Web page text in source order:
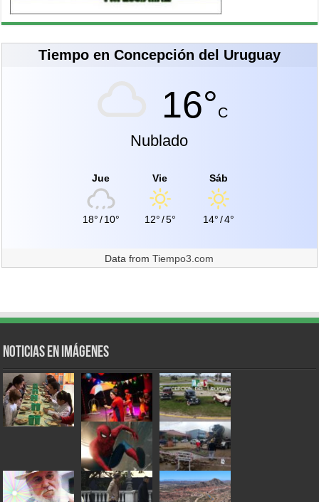
Tiempo en Concepción del Uruguay
16°C
Nublado
Jue
18°/10°
Vie
12°/5°
Sáb
14°/4°
Data fromTiempo3.com
Noticias en Imágenes